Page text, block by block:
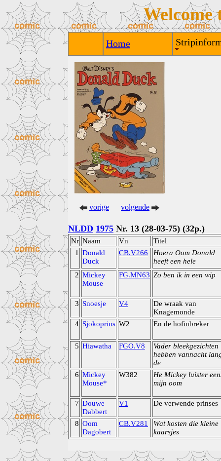
Welcome
Home
vorige volgende
NLDD 1975 Nr. 13 (28-03-75) (32p.)
Nr Naam Vn
Titel
1
Donald
Duck
CB.V266
Hoera Oom Donald
heeft een hele
2 Mickey
Mouse
FG.MN63 Zo ben ik in een wip
3 Snoesje V4
De wraak van
Knagemonde
4 Sjokoprins W2 En de hofinbreker
5 Hiawatha FGO.V8
Vader bleekgezichten
hebben vannacht
de
6 Mickey
Mouse*
W382
He Mickey luister
mijn oom
7 Douwe
Dabbert
V1 De verwende prinses
8 Oom
Dagobert
CB.V281
Wat kosten die kleine
kaarsjes